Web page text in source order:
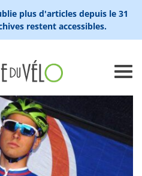
plus d'articles depuis le 31
restent accessibles.